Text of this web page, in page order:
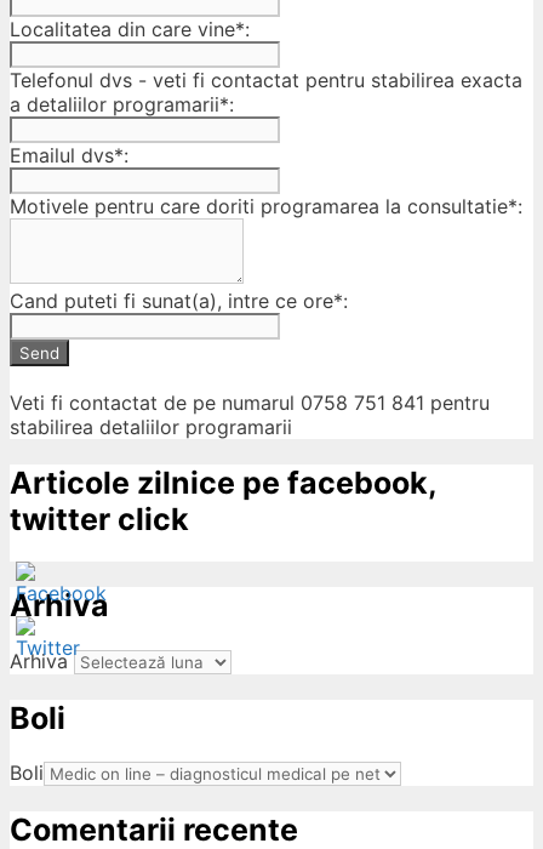
Localitatea din care vine*:
Telefonul dvs - veti fi contactat pentru stabilirea exacta
a detaliilor programarii*:
Emailul dvs*:
Motivele pentru care doriti programarea la consultatie*:
Cand puteti fi sunat(a), intre ce ore*:
Send
Veti fi contactat de pe numarul 0758 751 841 pentru
stabilirea detaliilor programarii
Articole zilnice pe facebook,
twitter click
Arhiva
Arhiva
Boli
Boli
Comentarii recente